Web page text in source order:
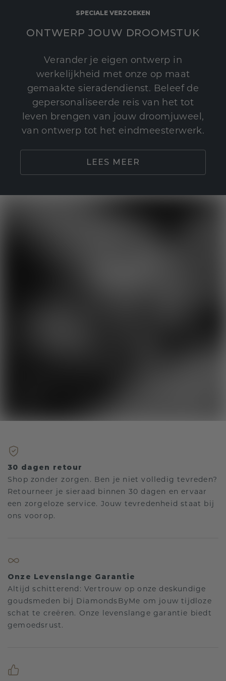
SPECIALE VERZOEKEN
ONTWERP JOUW DROOMSTUK
Verander je eigen ontwerp in
werkelijkheid met onze op maat
gemaakte sieradendienst. Beleef de
gepersonaliseerde reis van het tot
leven brengen van jouw droomjuweel,
van ontwerp tot het eindmeesterwerk.
LEES MEER
30 dagen retour
Shop zonder zorgen. Ben je niet volledig tevreden?
Retourneer je sieraad binnen 30 dagen en ervaar
een zorgeloze service. Jouw tevredenheid staat bij
ons voorop.
Onze Levenslange Garantie
Altijd schitterend: Vertrouw op onze deskundige
goudsmeden bij DiamondsByMe om jouw tijdloze
schat te creëren. Onze levenslange garantie biedt
gemoedsrust.